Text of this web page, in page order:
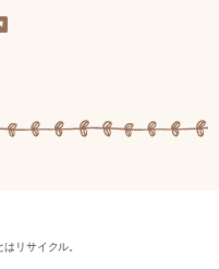
リサイクル。